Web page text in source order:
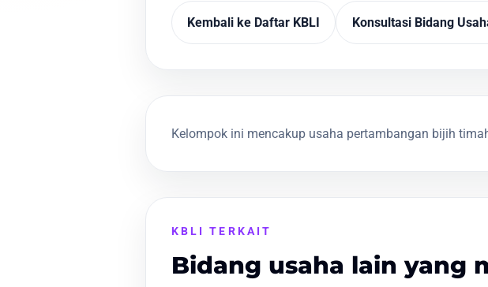
Kembali ke Daftar KBLI Konsultasi Bidang
Kelompok ini mencakup usaha pertambangan bijih
KBLI TERKAIT
Bidang usaha lain yang